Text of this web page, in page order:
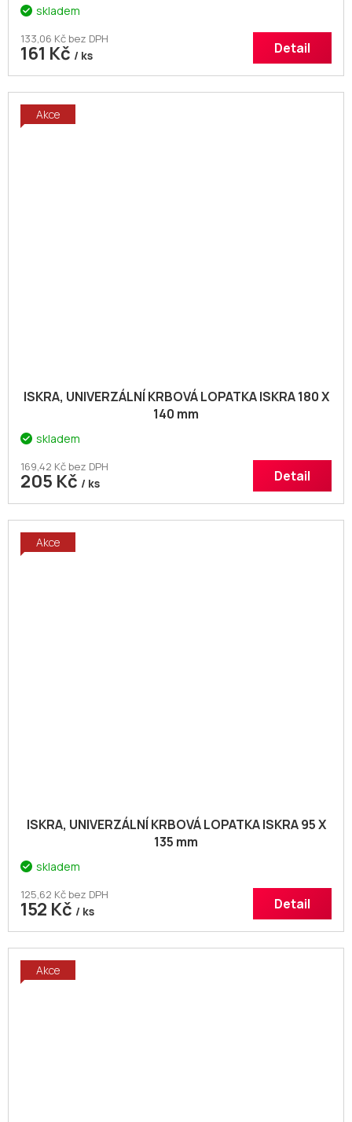
skladem
133,06 Kč bez DPH
161 Kč / ks Detail
Akce
ISKRA, UNIVERZÁLNÍ KRBOVÁ LOPATKA ISKRA 180 X
140 mm
skladem
169,42 Kč bez DPH
205 Kč / ks Detail
Akce
ISKRA, UNIVERZÁLNÍ KRBOVÁ LOPATKA ISKRA 95 X
135 mm
skladem
125,62 Kč bez DPH
152 Kč / ks Detail
Akce